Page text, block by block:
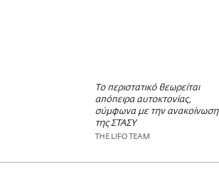
Το περιστατικό θεωρείται
απόπειρα αυτοκτονίας,
σύμφωνα με την ανακοίνωση
της ΣΤΑΣΥ
THE LIFO TEAM